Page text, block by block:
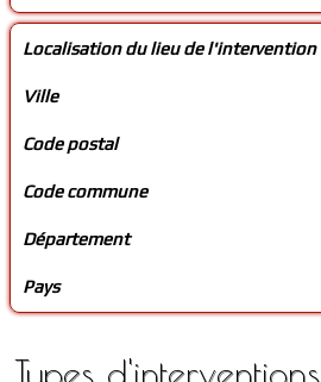
Localisation du lieu de l'intervention
Ville
Code postal
Code commune
Département
Pays
Types d'interventions